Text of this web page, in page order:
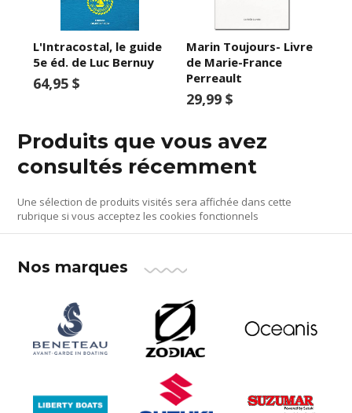
L'Intracostal, le guide
5e éd. de Luc Bernuy
64,95 $
Marin Toujours- Livre
de Marie-France
Perreault
29,99 $
Produits que vous avez
consultés récemment
Une sélection de produits visités sera affichée dans cette
rubrique si vous acceptez les cookies fonctionnels
Nos marques